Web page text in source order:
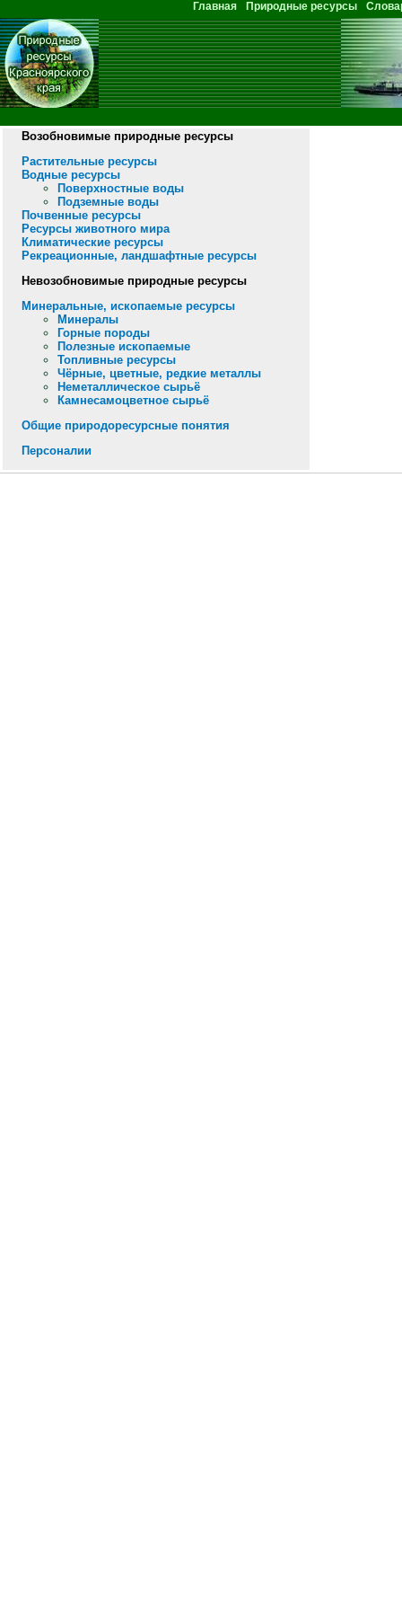
Главное меню
Главная Природные ресурсы
Возобновимые природные ресурсы
Растительные ресурсы
Водные ресурсы
Поверхностные воды
Подземные воды
Почвенные ресурсы
Ресурсы животного мира
Климатические ресурсы
Рекреационные, ландшафтные ресурсы
Невозобновимые природные ресурсы
Минеральные, ископаемые ресурсы
Минералы
Горные породы
Полезные ископаемые
Топливные ресурсы
Чёрные, цветные, редкие металлы
Неметаллическое сырьё
Камнесамоцветное сырьё
Общие природоресурсные понятия
Персоналии